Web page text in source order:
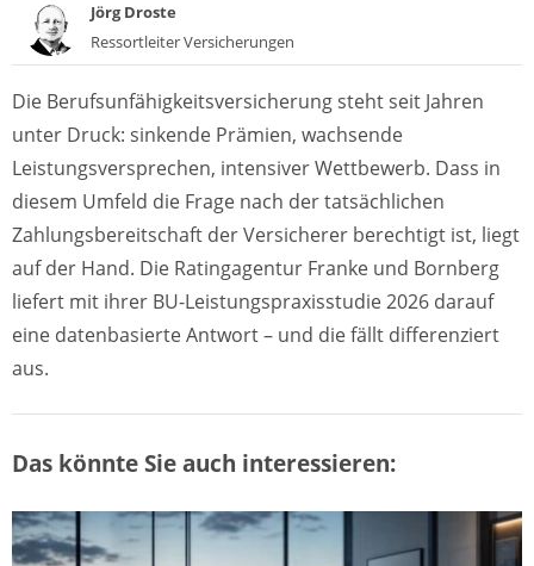
Jörg Droste
Ressortleiter Versicherungen
Die Berufsunfähigkeitsversicherung steht seit Jahren
unter Druck: sinkende Prämien, wachsende
Leistungsversprechen, intensiver Wettbewerb. Dass in
diesem Umfeld die Frage nach der tatsächlichen
Zahlungsbereitschaft der Versicherer berechtigt ist, liegt
auf der Hand. Die Ratingagentur Franke und Bornberg
liefert mit ihrer BU-Leistungspraxisstudie 2026 darauf
eine datenbasierte Antwort – und die fällt differenziert
aus.
Das könnte Sie auch interessieren: